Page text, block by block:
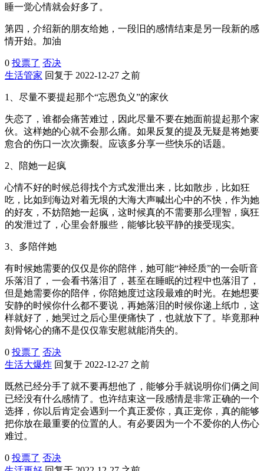
睡一觉心情就会好多了。
第四，介绍新的朋友给她，一段旧的感情结束是另一段新的感
情开始。加油
0 投票了 否决
生活管家 回复于 2022-12-27 之前
1、尽量不要提起那个“忘恩负义”的家伙
失恋了，谁都会痛苦难过，因此尽量不要在她面前提起那个家
伙。这样她的心就不会那么痛。如果反复的提及无疑是将她要
愈合的伤口一次次撕裂。应该多分享一些快乐的话题。
2、陪她一起疯
心情不好的时候总得找个方式发泄出来，比如散步，比如狂
吃，比如到海边对着无垠的大海大声喊出心中的不快，作为她
的好友，不妨陪她一起疯，这时候真的不需要那么理智，疯狂
的发泄过了，心里会舒服些，能够比较平静的接受现实。
3、多陪伴她
有时候她需要的仅仅是你的陪伴，她可能“神经质”的一会听音
乐落泪了，一会看书落泪了，甚至在睡眠的过程中也落泪了，
但是她需要你的陪伴，你陪她度过这段最难的时光。在她想要
安静的时候你什么都不要说，再她落泪的时候你递上纸巾，这
样就好了，她哭过之后心里便痛快了，也就放下了。毕竟那种
刻骨铭心的痛不是仅仅靠安慰就能消失的。
0 投票了 否决
生活大爆炸 回复于 2022-12-27 之前
既然已经分手了就不要再想他了，能够分手就说明你们俩之间
已经没有什么感情了。也许结束这一段感情是非常正确的一个
选择，你以后肯定会遇到一个真正爱你，真正宠你，真的能够
把你放在最重要的位置的人。有必要因为一个不爱你的人伤心
难过。
0 投票了 否决